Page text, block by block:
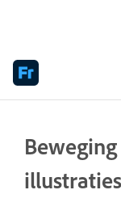
illustraties